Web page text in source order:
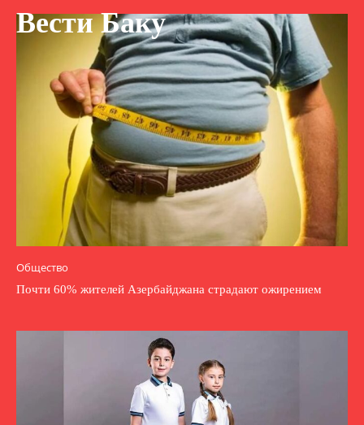
Вести Баку
Общество
Почти 60% жителей Азербайджана страдают ожирением